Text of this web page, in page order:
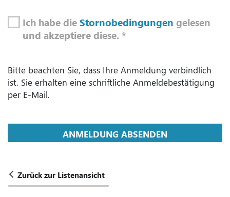
Ich habe die Stornobedingungen
und akzeptiere diese. *
Bitte beachten Sie, dass Ihre Anmeldung verbindlich
ist. Sie erhalten eine schriftliche Anmeldebestätigung
per E-Mail.
ANMELDUNG ABSENDEN
Zurück zur Listenansicht